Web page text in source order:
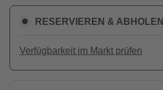
RESERVIEREN & ABHOLEN
Verfügbarkeit im Markt prüfen